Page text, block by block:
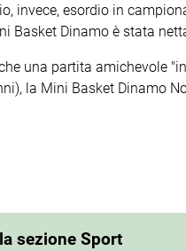
invece, esordio in
Basket Dinamo è stata
una partita amichevole
la Mini Basket Dinamo
sezione Sport